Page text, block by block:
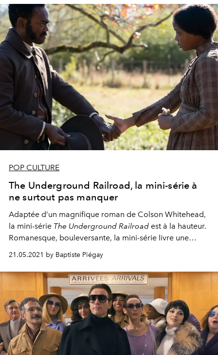
POP CULTURE
The Underground Railroad, la mini-série à
ne surtout pas manquer
Adaptée d’un magnifique roman de Colson Whitehead,
la mini-série The Underground Railroad est à la hauteur.
Romanesque, bouleversante, la mini-série livre une
vision terriblement juste de l’esclavage.
21.05.2021 by Baptiste Piégay